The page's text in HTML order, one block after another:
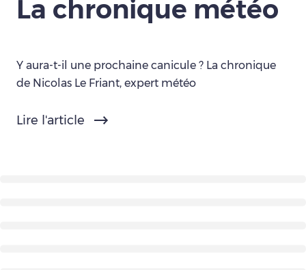
La chronique météo
Y aura-t-il une prochaine canicule ? La chronique
de Nicolas Le Friant, expert météo
Lire l'article